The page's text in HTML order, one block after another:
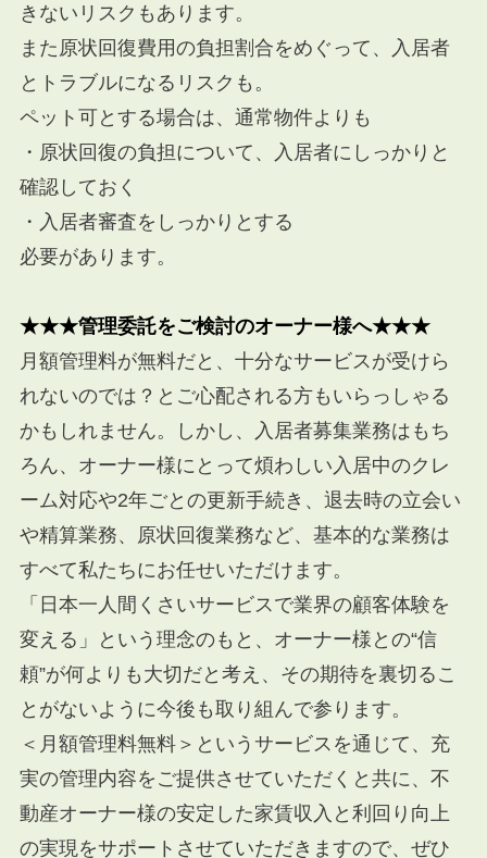
きないリスクもあります。
また原状回復費用の負担割合をめぐって、入居者
とトラブルになるリスクも。
ペット可とする場合は、通常物件よりも
・原状回復の負担について、入居者にしっかりと
確認しておく
・入居者審査をしっかりとする
必要があります。
★★★管理委託をご検討のオーナー様へ★★★
月額管理料が無料だと、十分なサービスが受けら
れないのでは？とご心配される方もいらっしゃる
かもしれません。しかし、入居者募集業務はもち
ろん、オーナー様にとって煩わしい入居中のクレ
ーム対応や2年ごとの更新手続き、退去時の立会い
や精算業務、原状回復業務など、基本的な業務は
すべて私たちにお任せいただけます。
「日本一人間くさいサービスで業界の顧客体験を
変える」という理念のもと、オーナー様との“信
頼”が何よりも大切だと考え、その期待を裏切るこ
とがないように今後も取り組んで参ります。
＜月額管理料無料＞というサービスを通じて、充
実の管理内容をご提供させていただくと共に、不
動産オーナー様の安定した家賃収入と利回り向上
の実現をサポートさせていただきますので、ぜひ